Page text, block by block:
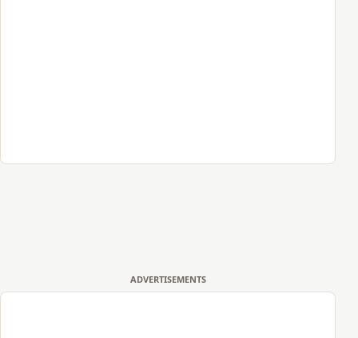
ADVERTISEMENTS